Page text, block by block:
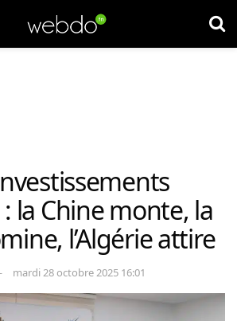
la Chine monte, la
l’Algérie attire
mardi 28 octobre 2025 16:01